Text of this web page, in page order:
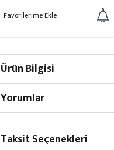
Ürün Bilgisi
Yorumlar
Taksit Seçenekleri